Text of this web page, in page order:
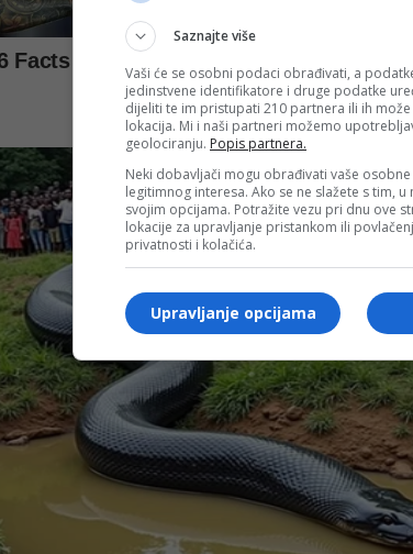
Saznajte više
Vaši će se osobni podaci obrađivati, a
jedinstvene identifikatore i druge podatke
dijeliti te im pristupati 210 partnera ili ih
lokacija. Mi i naši partneri možemo
geolociranju. Popis partnera.
Neki dobavljači mogu obrađivati vaše
legitimnog interesa. Ako se ne slažete s tim,
svojim opcijama. Potražite vezu pri dnu ove
lokacije za upravljanje pristankom ili
privatnosti i kolačića.
Upravljanje opcijama